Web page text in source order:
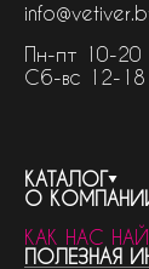
Пн-пт 10-20
Сб-вс 12-18
КАТАЛОГ
весь
бренды
О
контакты
КАК НАС
ПОЛЕЗНАЯ